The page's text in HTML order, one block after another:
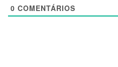
0 COMENTÁRIOS